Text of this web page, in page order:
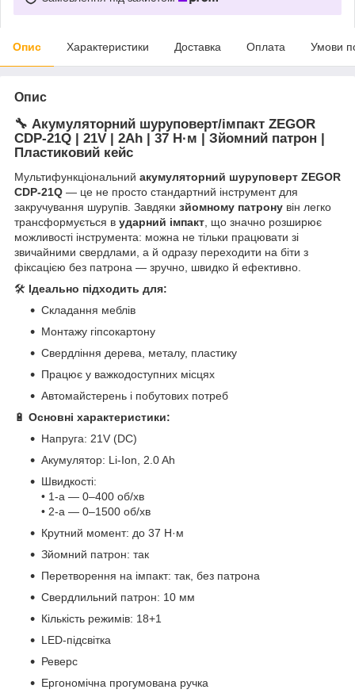
Опис Характеристики Доставка Оплата Умови
Опис
🔧 Акумуляторний шуруповерт/імпакт ZEGOR
CDP-21Q | 21V | 2Ah | 37 Н·м | Зйомний патрон |
Пластиковий кейс
Мультифункціональний акумуляторний шуруповерт ZEGOR
CDP-21Q — це не просто стандартний інструмент для
закручування шурупів. Завдяки зйомному патрону він легко
трансформується в ударний імпакт , що значно розширює
можливості інструмента: можна не тільки працювати зі
звичайними свердлами, а й одразу переходити на біти з
фіксацією без патрона — зручно, швидко й ефективно.
🛠️ Ідеально підходить для:
Складання меблів
Монтажу гіпсокартону
Свердління дерева, металу, пластику
Працює у важкодоступних місцях
Автомайстерень і побутових потреб
🔋 Основні характеристики:
Напруга: 21V (DC)
Акумулятор: Li-Ion, 2.0 Ah
Швидкості:
• 1-а — 0–400 об/хв
• 2-а — 0–1500 об/хв
Крутний момент: до 37 Н·м
Зйомний патрон: так
Перетворення на імпакт: так, без патрона
Свердлильний патрон: 10 мм
Кількість режимів: 18+1
LED-підсвітка
Реверс
Ергономічна прогумована ручка